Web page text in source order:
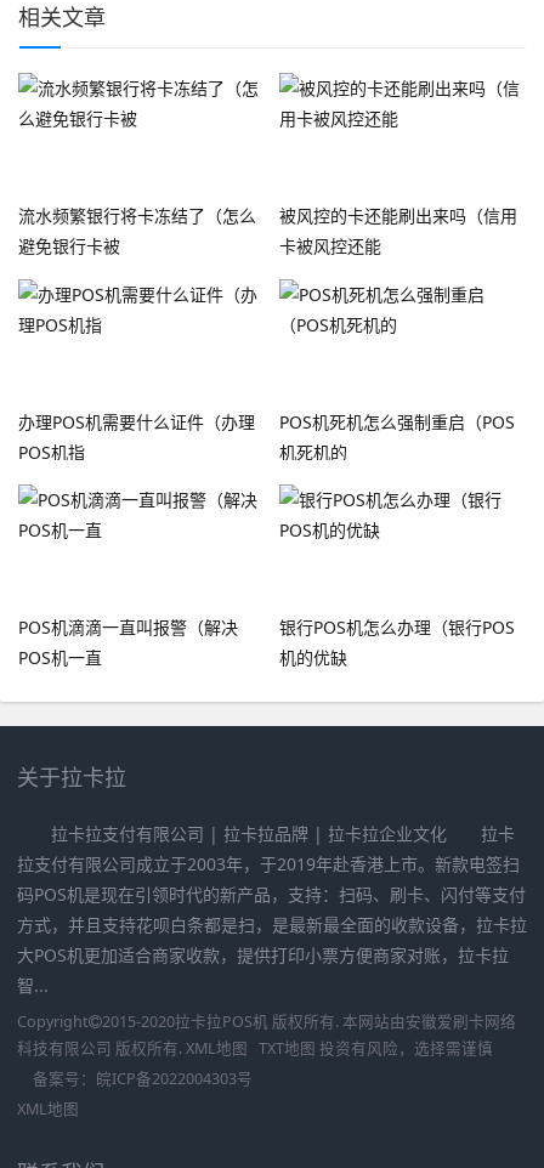
相关文章
流水频繁银行将卡冻结了（怎么
避免银行卡被
被风控的卡还能刷出来吗（信用
卡被风控还能
办理POS机需要什么证件（办理
POS机指
POS机死机怎么强制重启（POS
机死机的
POS机滴滴一直叫报警（解决
POS机一直
银行POS机怎么办理（银行POS
机的优缺
关于拉卡拉
拉卡拉支付有限公司 | 拉卡拉品牌 | 拉卡拉企业文化 拉卡
拉支付有限公司成立于2003年，于2019年赴香港上市。新款电签扫
码POS机是现在引领时代的新产品，支持：扫码、刷卡、闪付等支付
方式，并且支持花呗白条都是扫，是最新最全面的收款设备，拉卡拉
大POS机更加适合商家收款，提供打印小票方便商家对账，拉卡拉
智...
Copyright 2015-2020拉卡拉POS机 版权所有. 本网站由安徽爱刷卡网络
科技有限公司 版权所有. XML地图 TXT地图 投资有风险，选择需谨慎
备案号： 皖ICP备2022004303号
XML地图